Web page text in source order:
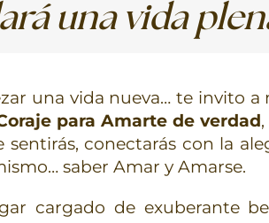
una vida
una vida nueva… te invito a
para Amarte de verdad
conectarás con la
saber Amar y Amarse.
cargado de exuberante